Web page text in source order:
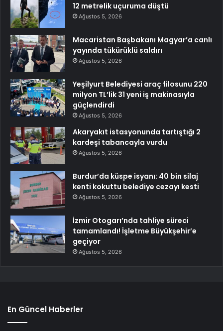
12 metrelik uçuruma düştü
Ağustos 5, 2026
Macaristan Başbakanı Magyar’a canlı
yayında tükürüklü saldırı
Ağustos 5, 2026
Yeşilyurt Belediyesi araç filosunu 220
milyon TL’lik 31 yeni iş makinasıyla
güçlendirdi
Ağustos 5, 2026
Akaryakıt istasyonunda tartıştığı 2
kardeşi tabancayla vurdu
Ağustos 5, 2026
Burdur’da küspe isyanı: 40 bin silaj
kenti kokuttu belediye cezayı kesti
Ağustos 5, 2026
İzmir Otogarı’nda tahliye süreci
tamamlandı! İşletme Büyükşehir’e
geçiyor
Ağustos 5, 2026
En Güncel Haberler